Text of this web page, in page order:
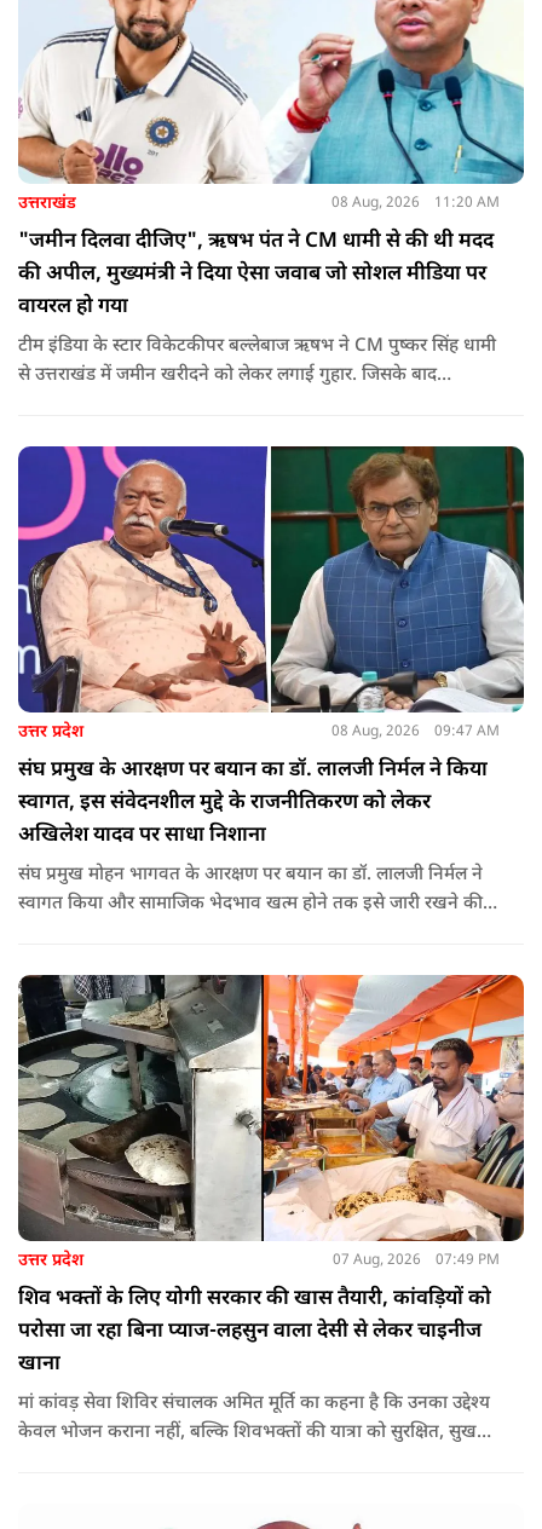
उत्तराखंड 08 Aug, 2026 11:20 AM
"जमीन दिलवा दीजिए", ऋषभ पंत ने CM धामी से की थी मदद
की अपील, मुख्यमंत्री ने दिया ऐसा जवाब जो सोशल मीडिया पर
वायरल हो गया
टीम इंडिया के स्टार विकेटकीपर बल्लेबाज ऋषभ ने CM पुष्कर सिंह धामी
से उत्तराखंड में जमीन खरीदने को लेकर लगाई गुहार. जिसके बाद
उत्तर प्रदेश 08 Aug, 2026 09:47 AM
संघ प्रमुख के आरक्षण पर बयान का डॉ. लालजी निर्मल ने किया
स्वागत, इस संवेदनशील मुद्दे के राजनीतिकरण को लेकर
अखिलेश यादव पर साधा निशाना
संघ प्रमुख मोहन भागवत के आरक्षण पर बयान का डॉ. लालजी निर्मल ने
स्वागत किया और सामाजिक भेदभाव खत्म होने तक इसे जारी रखने की
उत्तर प्रदेश 07 Aug, 2026 07:49 PM
शिव भक्तों के लिए योगी सरकार की खास तैयारी, कांवड़ियों को
परोसा जा रहा बिना प्याज-लहसुन वाला देसी से लेकर चाइनीज
खाना
मां कांवड़ सेवा शिविर संचालक अमित मूर्ति का कहना है कि उनका उद्देश्य
केवल भोजन कराना नहीं, बल्कि शिवभक्तों की यात्रा को सुरक्षित, सुखद